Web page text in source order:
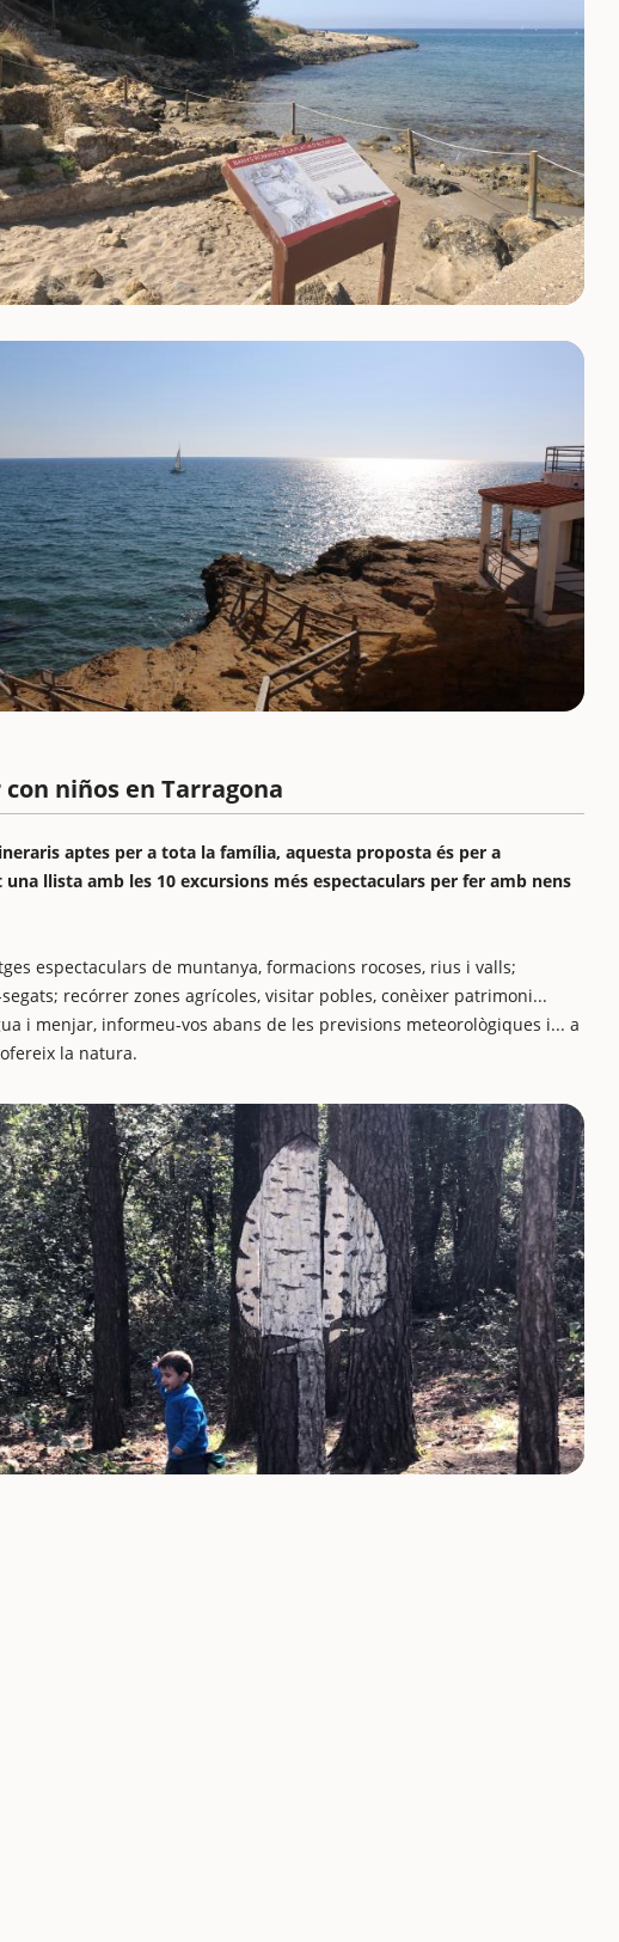
niños en Tarragona
aptes per a tota la família, aquesta proposta és per a
llista amb les 10 excursions més espectaculars per fer amb nens
espectaculars de muntanya, formacions rocoses, rius i valls;
recórrer zones agrícoles, visitar pobles, conèixer patrimoni...
i menjar, informeu-vos abans de les previsions meteorològiques i... a
la natura.